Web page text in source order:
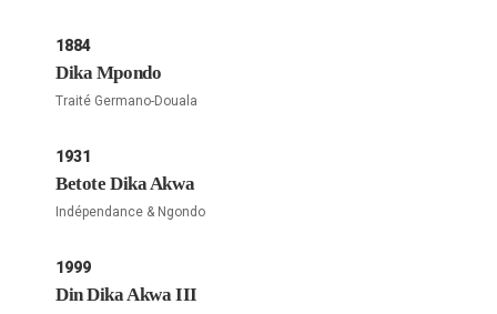
1884
Dika Mpondo
Traité Germano-Douala
1931
Betote Dika Akwa
Indépendance & Ngondo
1999
Din Dika Akwa III